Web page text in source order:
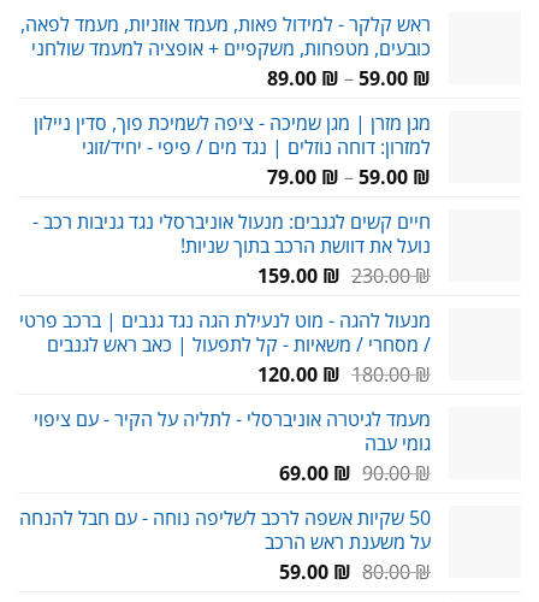
ראש קלקר - למידול פאות, מעמד אוזניות, מעמד לפאה,
כובעים, מטפחות, משקפיים + אופציה למעמד שולחני
59.00 ₪
–
89.00 ₪
טווח
עד
מגן מזרן | מגן שמיכה - ציפה לשמיכת פוך, סדין ניילון
למזרון: דוחה נוזלים | נגד מים / פיפי - יחיד/זוגי
59.00 ₪
–
79.00 ₪
טווח
עד
חיים קשים לגנבים: מנעול אוניברסלי נגד גניבות רכב -
נועל את דוושת הרכב בתוך שניות!
230.00₪
המחיר
היה:
230.00 ₪.
159.00 ₪
המחיר
הוא:
159.00 ₪.
מנעול להגה - מוט לנעילת הגה נגד גנבים | ברכב פרטי
/ מסחרי / משאיות - קל לתפעול | כאב ראש לגנבים
180.00₪
המחיר
היה:
120.00 ₪
המחיר
הוא:
מעמד לגיטרה אוניברסלי - לתליה על הקיר - עם ציפוי
גומי עבה
90.00₪
המחיר
היה:
90.00 ₪.
69.00 ₪
המחיר
הוא:
69.00 ₪.
50 שקיות אשפה לרכב לשליפה נוחה - עם חבל להנחה
על משענת ראש הרכב
80.00₪
המחיר59.00 ₪
המחיר